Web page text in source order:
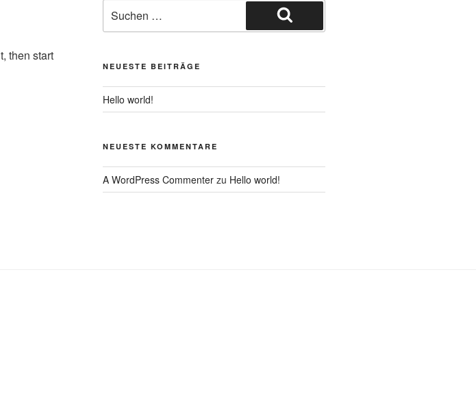
then start
nach:
Suchen
NEUESTE BEITRÄGE
Hello world!
NEUESTE KOMMENTARE
A WordPress Commenterzu Hello world!